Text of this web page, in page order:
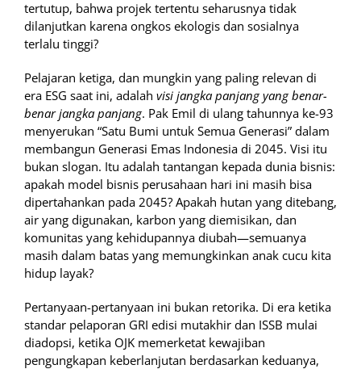
tertutup, bahwa projek tertentu seharusnya tidak
dilanjutkan karena ongkos ekologis dan sosialnya
terlalu tinggi?
Pelajaran ketiga, dan mungkin yang paling relevan di
era ESG saat ini, adalah visi jangka panjang yang benar-
benar jangka panjang. Pak Emil di ulang tahunnya ke-93
menyerukan “Satu Bumi untuk Semua Generasi” dalam
membangun Generasi Emas Indonesia di 2045. Visi itu
bukan slogan. Itu adalah tantangan kepada dunia bisnis:
apakah model bisnis perusahaan hari ini masih bisa
dipertahankan pada 2045? Apakah hutan yang ditebang,
air yang digunakan, karbon yang diemisikan, dan
komunitas yang kehidupannya diubah—semuanya
masih dalam batas yang memungkinkan anak cucu kita
hidup layak?
Pertanyaan-pertanyaan ini bukan retorika. Di era ketika
standar pelaporan GRI edisi mutakhir dan ISSB mulai
diadopsi, ketika OJK memerketat kewajiban
pengungkapan keberlanjutan berdasarkan keduanya,